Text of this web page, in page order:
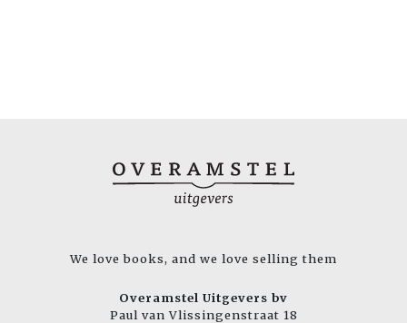
We love books, and we love selling them
Overamstel Uitgevers bv
Paul van Vlissingenstraat 18